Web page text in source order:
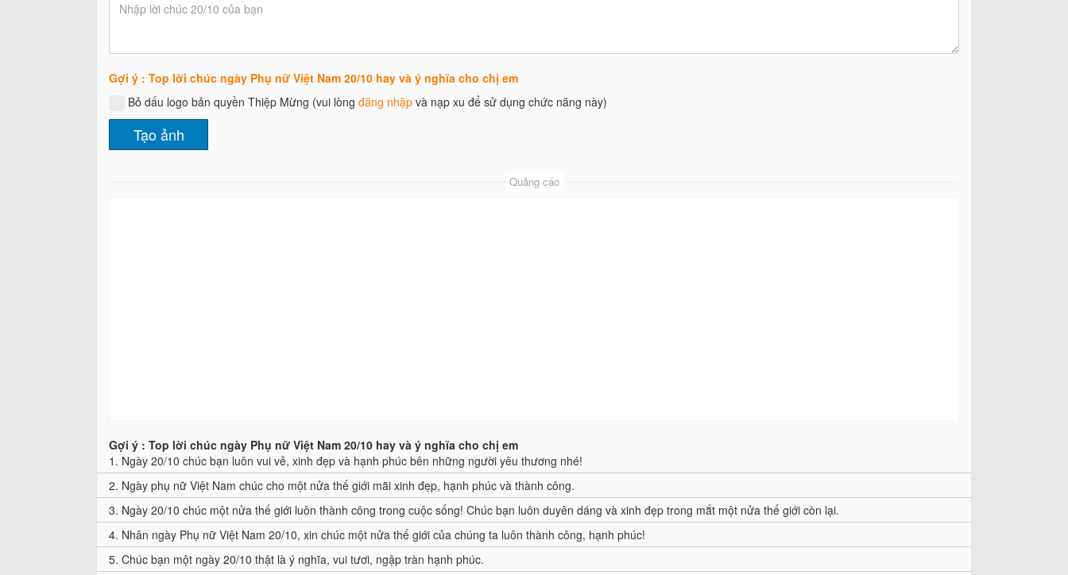
Gợi ý : Top lời chúc ngày Phụ nữ Việt Nam 20/10 hay và ý nghĩa cho chị em
Bỏ dấu logo bản quyền Thiệp Mừng (vui lòng đăng nhập và nạp xu để sử dụng chức năng này)
Quảng cáo
Gợi ý : Top lời chúc ngày Phụ nữ Việt Nam 20/10 hay và ý nghĩa cho chị em
1. Ngày 20/10 chúc bạn luôn vui vẻ, xinh đẹp và hạnh phúc bên những người yêu thương nhé!
2. Ngày phụ nữ Việt Nam chúc cho một nửa thế giới mãi xinh đẹp, hạnh phúc và thành công.
3. Ngày 20/10 chúc một nửa thế giới luôn thành công trong cuộc sống! Chúc bạn luôn duyên dáng và xinh đẹp trong mắt một nửa thế giới còn lại.
4. Nhân ngày Phụ nữ Việt Nam 20/10, xin chúc một nửa thế giới của chúng ta luôn thành công, hạnh phúc!
5. Chúc bạn một ngày 20/10 thật là ý nghĩa, vui tươi, ngập tràn hạnh phúc.